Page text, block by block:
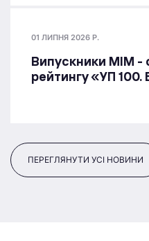
01 ЛИПНЯ 2026 Р.
Випускники МІМ -
рейтингу «УП 100.
ПЕРЕГЛЯНУТИ УСІ НОВИНИ